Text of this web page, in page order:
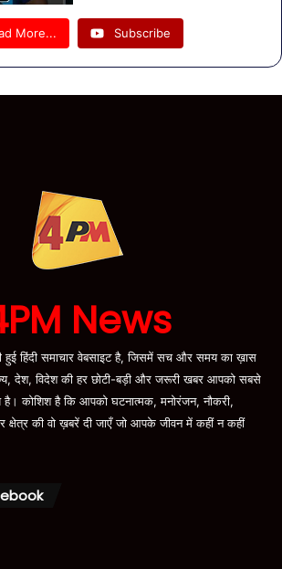
More... Subscribe
News
हिंदी समाचार वेबसाइट है, जिसमें सच और समय का ख़ास
देश, विदेश की हर छोटी-बड़ी और जरूरी खबर आपको सबसे
है। कोशिश है कि आपको घटनात्मक, मनोरंजन, नौकरी,
की वो ख़बरें दी जाएँ जो आपके जीवन में कहीं न कहीं